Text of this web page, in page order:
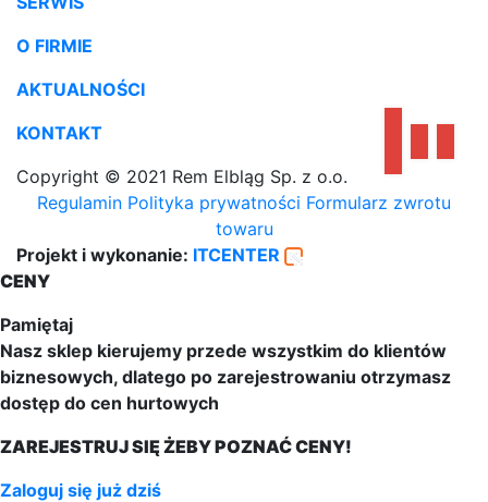
O FIRMIE
AKTUALNOŚCI
KONTAKT
Copyright © 2021 Rem Elbląg Sp. z o.o.
Regulamin Polityka prywatności Formularz zwrotu
towaru
Projekt i wykonanie: ITCENTER
CENY
Pamiętaj
Nasz sklep kierujemy przede wszystkim do klientów
biznesowych, dlatego po zarejestrowaniu otrzymasz
dostęp do cen hurtowych
ZAREJESTRUJ SIĘ ŻEBY POZNAĆ CENY!
Zaloguj się już dziś